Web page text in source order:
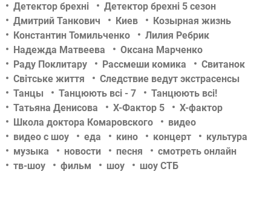
Детектор брехні
Детектор брехні 5 сезон
Дмитрий Танкович
Киев
Козырная жизнь
Константин Томильченко
Лилия Ребрик
Надежда Матвеева
Оксана Марченко
Раду Поклитару
Рассмеши комика
Свитанок
Світське життя
Следствие ведут экстрасенсы
Танцы
Танцюють всі - 7
Танцюють всі!
Татьяна Денисова
Х-Фактор 5
Х-фактор
Школа доктора Комаровского
видео
видео с шоу
еда кино концерт
культура
музыка
новости песня
смотреть онлайн
тв-шоу
фильм шоу шоу СТБ